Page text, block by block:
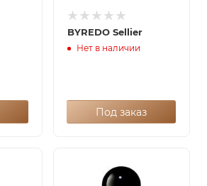
BYREDO Sellier
Нет в наличии
Под заказ